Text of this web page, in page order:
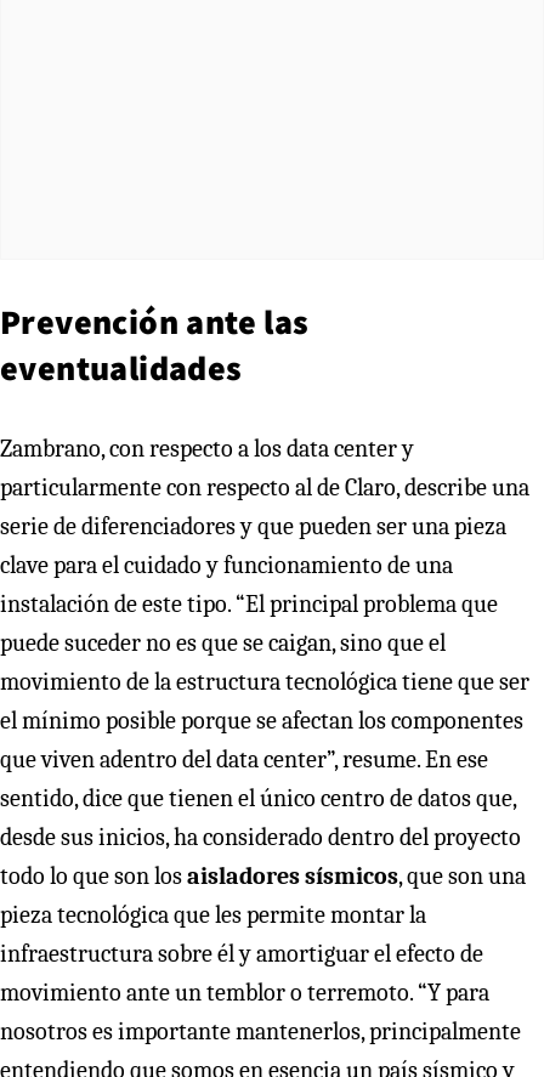
Prevención ante las
eventualidades
Zambrano, con respecto a los data center y
particularmente con respecto al de Claro, describe una
serie de diferenciadores y que pueden ser una pieza
clave para el cuidado y funcionamiento de una
instalación de este tipo. “El principal problema que
puede suceder no es que se caigan, sino que el
movimiento de la estructura tecnológica tiene que ser
el mínimo posible porque se afectan los componentes
que viven adentro del data center”, resume. En ese
sentido, dice que tienen el único centro de datos que,
desde sus inicios, ha considerado dentro del proyecto
todo lo que son losaisladores sísmicos, que son una
pieza tecnológica que les permite montar la
infraestructura sobre él y amortiguar el efecto de
movimiento ante un temblor o terremoto. “Y para
nosotros es importante mantenerlos, principalmente
entendiendo que somos en esencia un país sísmico y